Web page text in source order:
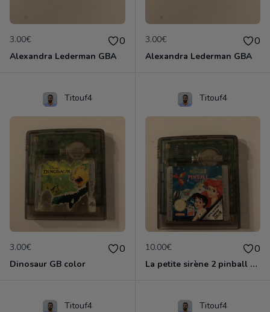
3.00€ 0
Alexandra Lederman GBA
3.00€ 0
Alexandra Lederman GBA
Titouf4
3.00€ 0
Dinosaur GB color
Titouf4
10.00€ 0
La petite sirène 2 pinball GB color
Titouf4 Titouf4